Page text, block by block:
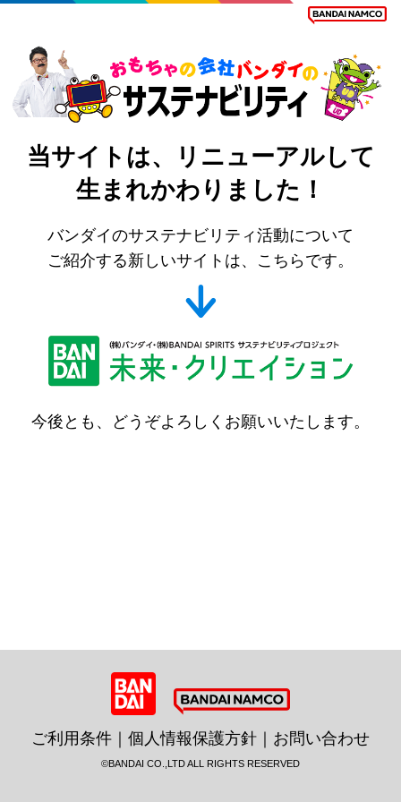
当サイトは、リニューアルして
生まれかわりました！
バンダイのサステナビリティ活動について
ご紹介する新しいサイトは、こちらです。
BANDAI 未来・クリエイション
今後とも、どうぞよろしくお願いいたします。
ご利用条件 個人情報保護方針 お問い合わせ
©BANDAI CO.,LTD ALL RIGHTS RESERVED